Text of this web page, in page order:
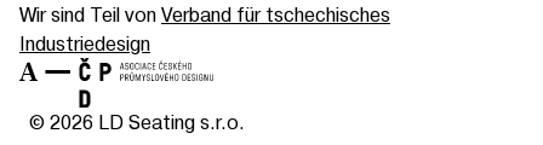
Wir sind Teil vonVerband für tschechisches
Industriedesign
© 2026 LD Seating s.r.o.